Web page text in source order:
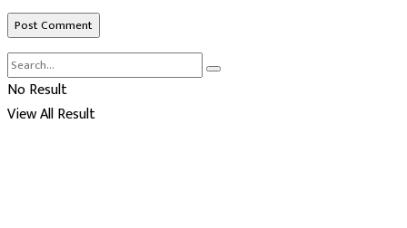
No Result
View All Result